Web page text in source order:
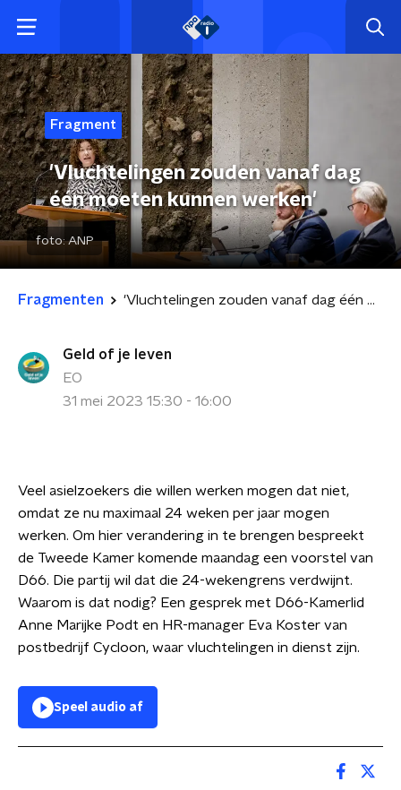
Fragment
'Vluchtelingen zouden vanaf dag
één moeten kunnen werken'
foto:ANP
Fragmenten 'Vluchtelingen zouden vanaf dag één moeten kunnen werken'
Geld of je leven
EO
31 mei 2023 15:30 - 16:00
Veel asielzoekers die willen werken mogen dat niet,
omdat ze nu maximaal 24 weken per jaar mogen
werken. Om hier verandering in te brengen bespreekt
de Tweede Kamer komende maandag een voorstel van
D66. Die partij wil dat die 24-wekengrens verdwijnt.
Waarom is dat nodig? Een gesprek met D66-Kamerlid
Anne Marijke Podt en HR-manager Eva Koster van
postbedrijf Cycloon, waar vluchtelingen in dienst zijn.
Speel audio af